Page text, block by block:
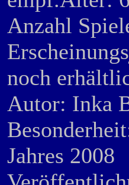
Anzahl
noch
Autor: Inka
Jahres 2008